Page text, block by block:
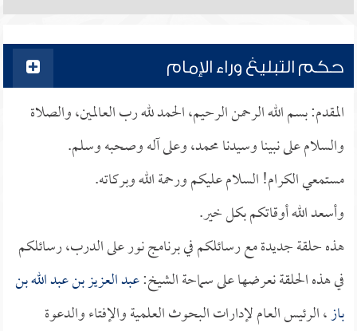
حكم التبليغ وراء الإمام
المقدم: بسم الله الرحمن الرحيم، الحمد لله رب العالمين، والصلاة
والسلام على نبينا وسيدنا محمد، وعلى آله وصحبه وسلم.
مستمعي الكرام! السلام عليكم ورحمة الله وبركاته.
وأسعد الله أوقاتكم بكل خير.
هذه حلقة جديدة مع رسائلكم في برنامج نور على الدرب، رسائلكم
في هذه الحلقة نعرضها على سماحة الشيخ:عبد العزيز بن عبد الله بن
باز، الرئيس العام لإدارات البحوث العلمية والإفتاء والدعوة